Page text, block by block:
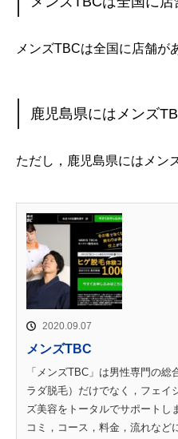
メンズTBCは全国に店舗が
鹿児島県にはメンズ
ただし，鹿児島県にはメン
2020.09.07
メンズTBC
「メンズTBC」は男性専門の
ラダ脱毛）だけでなく，フェイ
ズ美容をトータルでサポートし
コミ，コース，料金，流れなど